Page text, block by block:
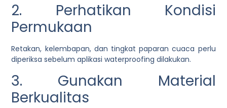
2. Perhatikan Kondisi
Permukaan
Retakan, kelembapan, dan tingkat paparan cuaca perlu
diperiksa sebelum aplikasi waterproofing dilakukan.
3. Gunakan Material
Berkualitas